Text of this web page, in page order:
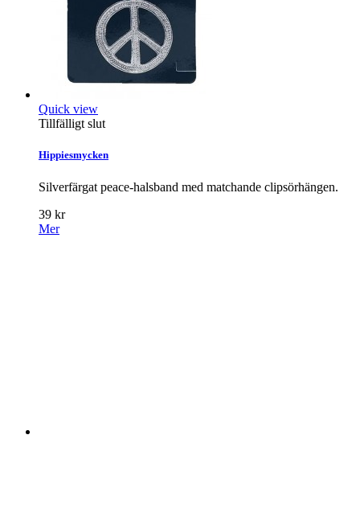
Quick view
Tillfälligt slut
Hippiesmycken
Silverfärgat peace-halsband med matchande clipsörhängen.
39 kr
Mer